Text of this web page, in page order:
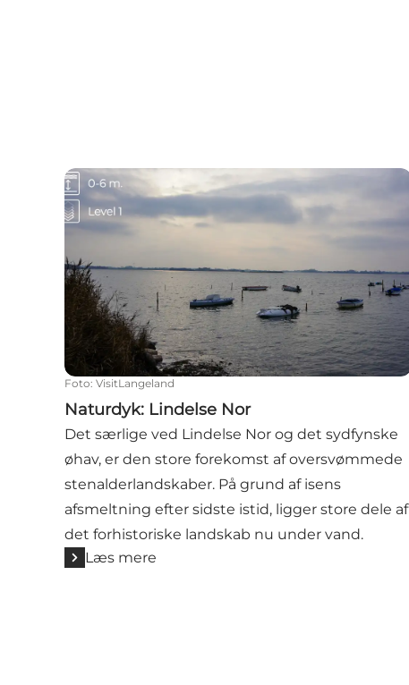
Naturdyk: Lindelse Nor
Foto: VisitLangeland
Naturdyk: Lindelse Nor
Det særlige ved Lindelse Nor og det sydfynske
øhav, er den store forekomst af oversvømmede
stenalderlandskaber. På grund af isens
afsmeltning efter sidste istid, ligger store dele af
det forhistoriske landskab nu under vand.
Læs mere